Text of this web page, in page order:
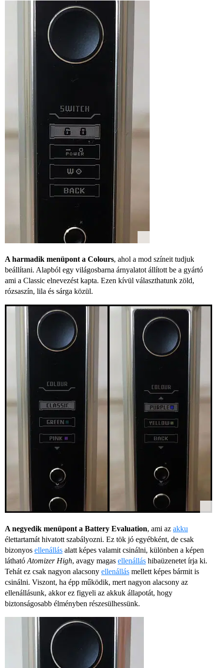
A harmadik menüpont a Colours, ahol a mod színeit tudjuk
beállítani. Alapból egy világosbarna árnyalatot állított be a gyártó
ami a Classic elnevezést kapta. Ezen kívül választhatunk zöld,
rózsaszín, lila és sárga közül.
A negyedik menüpont a Battery Evaluation, ami az akku
élettartamát hivatott szabályozni. Ez tök jó egyébként, de csak
bizonyos ellenállás alatt képes valamit csinálni, különben a képen
látható Atomizer High, avagy magas ellenállás hibaüzenetet írja ki.
Tehát ez csak nagyon alacsony ellenállás mellett képes bármit is
csinálni. Viszont, ha épp működik, mert nagyon alacsony az
ellenállásunk, akkor ez figyeli az akkuk állapotát, hogy
biztonságosabb élményben részesülhessünk.